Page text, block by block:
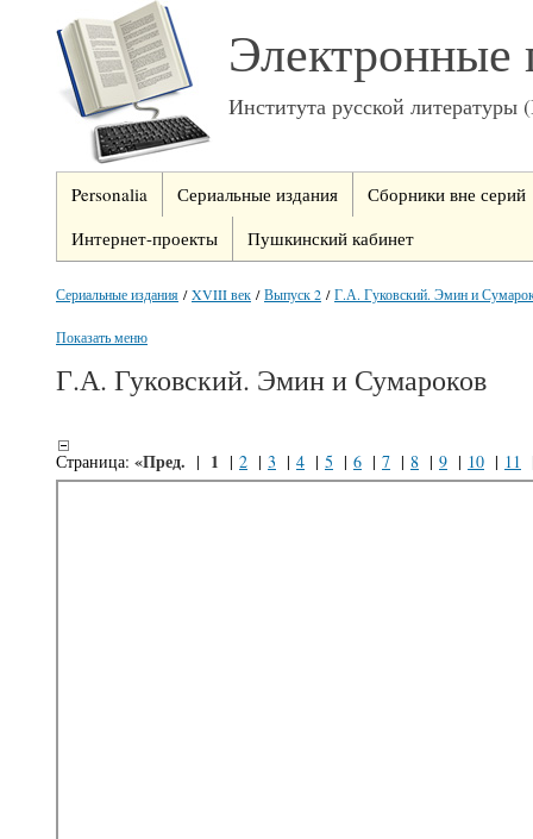
Электронные
Института русской
Personalia Сериальные издания
Сборники вне серий
Интернет-проекты
Пушкинский кабинет
Сериальные издания /XVIII век /Выпуск 2 /Г.А. Гуковский. Эмин и
Показать меню
Г.А. Гуковский. Эмин и Сумароков
Страница: «Пред. | 1 | 2 | 3 | 4 | 5 | 6 | 7 | 8 | 9 | 10 | 11